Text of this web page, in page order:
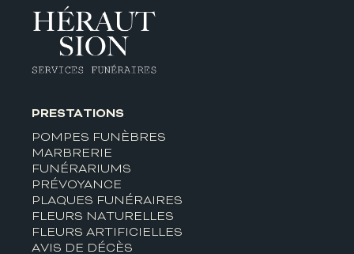
PRESTATIONS
POMPES FUNÈBRES
MARBRERIE
FUNÉRARIUMS
PRÉVOYANCE
PLAQUES FUNÉRAIRES
FLEURS NATURELLES
FLEURS ARTIFICIELLES
AVIS DE DÉCÈS